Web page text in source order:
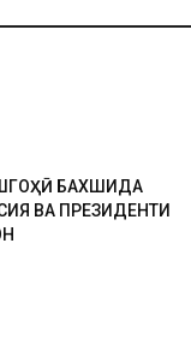
БАХШИДА
ВА ПРЕЗИДЕНТИ